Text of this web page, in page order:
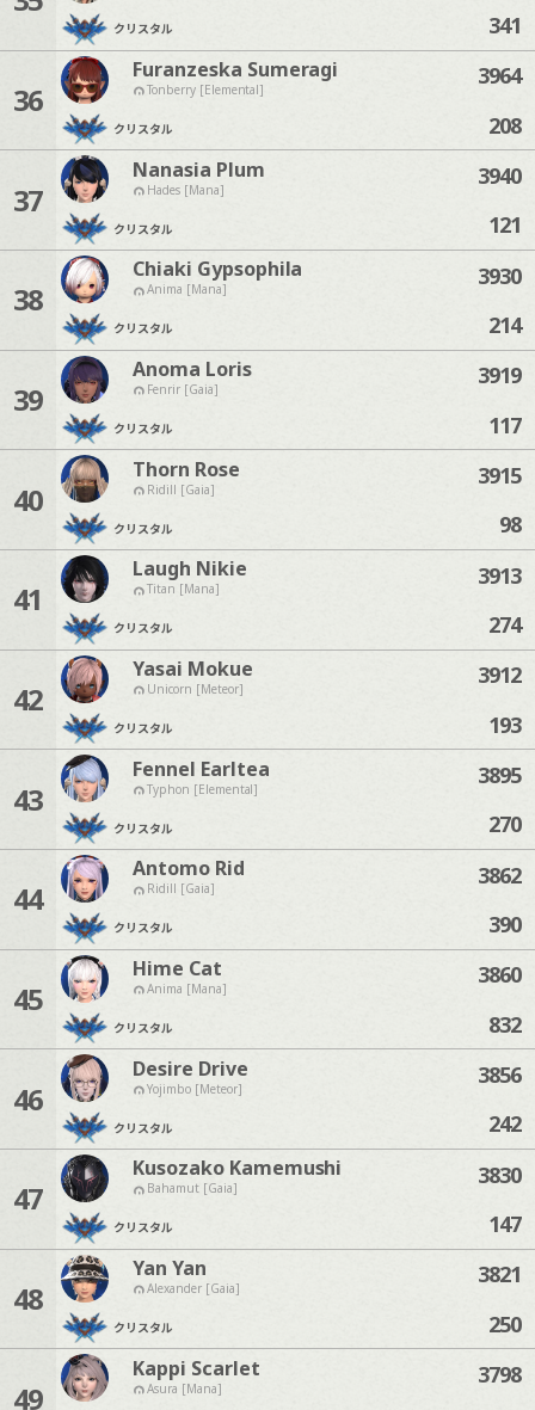
クリスタル 341
36
Furanzeska Sumeragi
Tonberry [Elemental]
クリスタル
3964
208
37
Nanasia Plum
Hades [Mana]
クリスタル
3940
121
38
Chiaki Gypsophila
Anima [Mana]
クリスタル
3930
214
39
Anoma Loris
Fenrir [Gaia]
クリスタル
3919
117
40
Thorn Rose
Ridill [Gaia]
クリスタル
3915
98
41
Laugh Nikie
Titan [Mana]
クリスタル
3913
274
42
Yasai Mokue
Unicorn [Meteor]
クリスタル
3912
193
43
Fennel Earltea
Typhon [Elemental]
クリスタル
3895
270
44
Antomo Rid
Ridill [Gaia]
クリスタル
3862
390
45
Hime Cat
Anima [Mana]
クリスタル
3860
832
46
Desire Drive
Yojimbo [Meteor]
クリスタル
3856
242
47
Kusozako Kamemushi
Bahamut [Gaia]
クリスタル
3830
147
48
Yan Yan
Alexander [Gaia]
クリスタル
3821
250
49
Kappi Scarlet
Asura [Mana]
3798